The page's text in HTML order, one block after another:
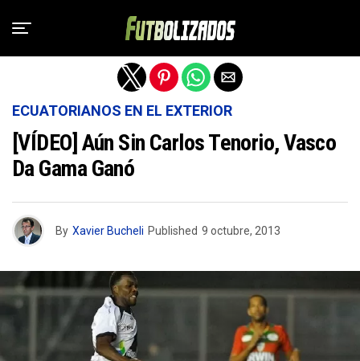
ECUATORIANOS EN EL EXTERIOR
[VÍDEO] Aún Sin Carlos Tenorio, Vasco
Da Gama Ganó
By Xavier Bucheli Published 9 octubre, 2013
Salir de la versión móvil